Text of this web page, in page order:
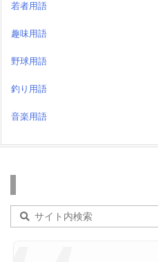
若者用語
趣味用語
野球用語
釣り用語
音楽用語